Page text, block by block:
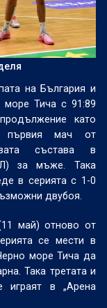
на България и
море Тича с 91:89
като
първия мач от
състава в
за мъже. Така
в серията с 1-0
двубоя.
май) отново от
се мести в
море Тича да
Така третата и
играят в „Арена